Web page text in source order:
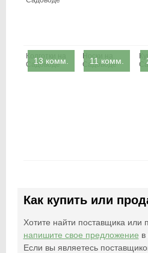
13 комм.
Колготки на
Садоводе
11 комм.
Носки на
Садоводе
Как купить или
Хотите найти поставщика или
напишите свое предложение
Если вы являетесь